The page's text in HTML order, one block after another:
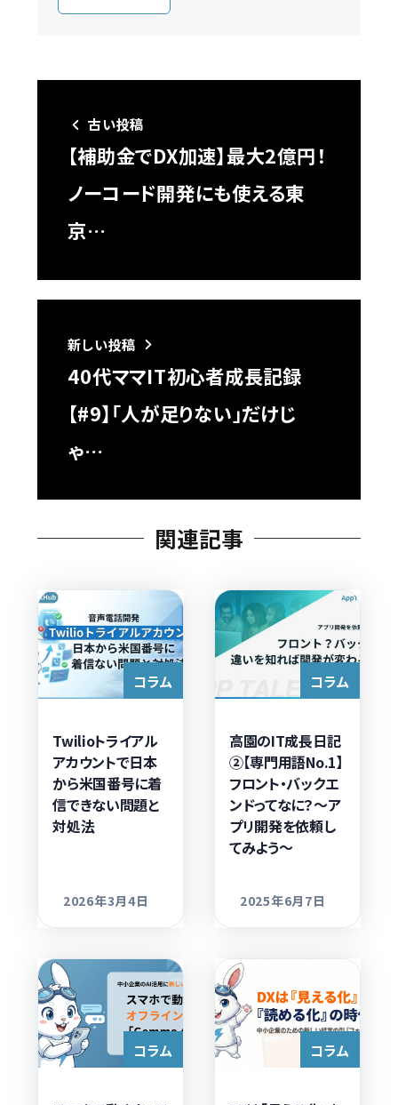
古い投稿
【補助金でDX加速】最大2億円！
ノーコード開発にも使える東
京…
新しい投稿
40代ママIT初心者成長記録
【#9】「人が足りない」だけじ
ゃ…
関連記事
コラム
Twilioトライアル
アカウントで日本
から米国番号に着
信できない問題と
対処法
更新日
2026年3月4日
コラム
高園のIT成長日記
②【専門用語No.1】
フロント・バックエ
ンドってなに？～ア
プリ開発を依頼し
てみよう～
更新日
2025年6月7日
コラム コラム